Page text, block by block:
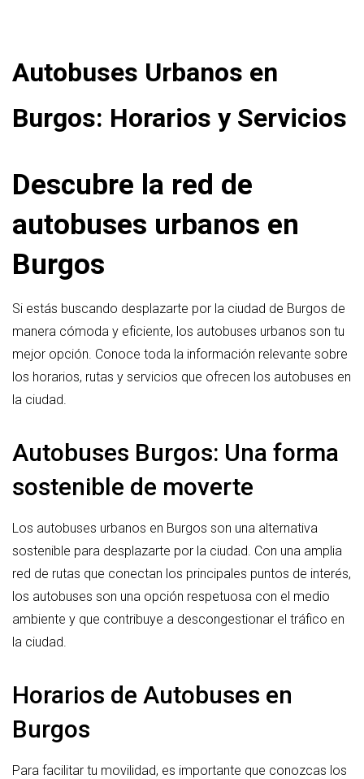
Autobuses Urbanos en
Burgos: Horarios y Servicios
Descubre la red de
autobuses urbanos en
Burgos
Si estás buscando desplazarte por la ciudad de Burgos de
manera cómoda y eficiente, los autobuses urbanos son tu
mejor opción. Conoce toda la información relevante sobre
los horarios, rutas y servicios que ofrecen los autobuses en
la ciudad.
Autobuses Burgos: Una forma
sostenible de moverte
Los autobuses urbanos en Burgos son una alternativa
sostenible para desplazarte por la ciudad. Con una amplia
red de rutas que conectan los principales puntos de interés,
los autobuses son una opción respetuosa con el medio
ambiente y que contribuye a descongestionar el tráfico en
la ciudad.
Horarios de Autobuses en
Burgos
Para facilitar tu movilidad, es importante que conozcas los